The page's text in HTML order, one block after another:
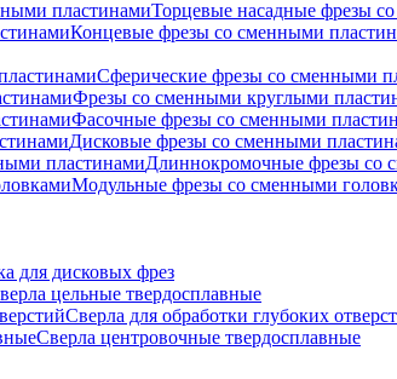
Торцевые насадные фрезы
Концевые фрезы со сменными
Сферические фрезы со сменными
Фрезы со сменными круглыми
Фасочные фрезы со сменными
Дисковые фрезы со сменными
Длиннокромочные фрезы со
Модульные фрезы со сменными
для дисковых фрез
цельные твердосплавные
Сверла для обработки глубоких
Сверла центровочные твердосплавные